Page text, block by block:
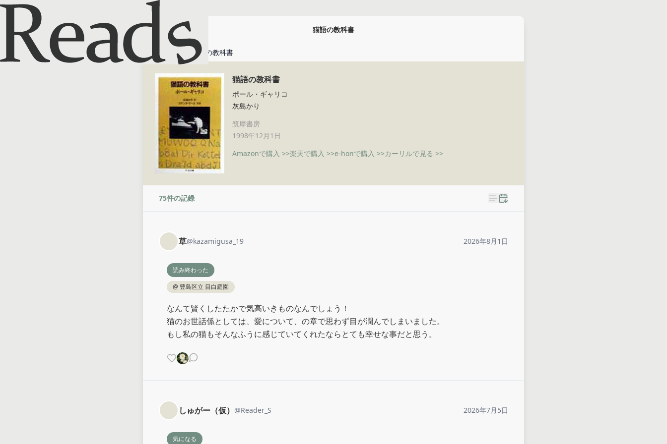
猫語の教科書
猫語の教科書
猫語の教科書
ポール・ギャリコ
灰島かり
筑摩書房
1998年12月1日
Amazonで購入 >>楽天で購入 >>e-honで購入 >>カーリルで見る >>
75件の記録
草@kazamigusa_19 2026年8月1日
読み終わった
@ 豊島区立 目白庭園
なんて賢くしたたかで気高いきものなんでしょう！
猫のお世話係としては、愛について、の章で思わず目が潤んでしまいました。
もし私の猫もそんなふうに感じていてくれたならとても幸せな事だと思う。
しゅがー（仮） @Reader_S 2026年7月5日
気になる